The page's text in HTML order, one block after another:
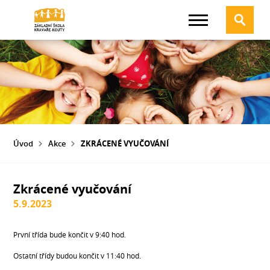
Úvod Akce ZKRÁCENÉ VYUČOVÁNÍ
Zkrácené vyučování
5.9.2023
První třída bude končit v 9:40 hod.
Ostatní třídy budou končit v 11:40 hod.